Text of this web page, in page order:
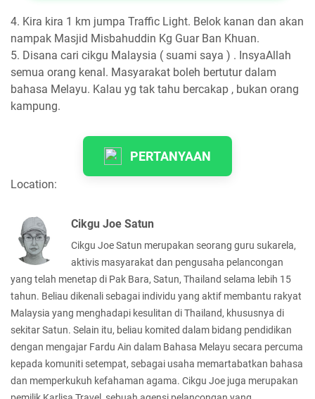
4. Kira kira 1 km jumpa Traffic Light. Belok kanan dan akan
nampak Masjid Misbahuddin Kg Guar Ban Khuan.
5. Disana cari cikgu Malaysia ( suami saya ) . InsyaAllah
semua orang kenal. Masyarakat boleh bertutur dalam
bahasa Melayu. Kalau yg tak tahu bercakap , bukan orang
kampung.
PERTANYAAN
Location:
Cikgu Joe Satun
Cikgu Joe Satun merupakan seorang guru sukarela,
aktivis masyarakat dan pengusaha pelancongan
yang telah menetap di Pak Bara, Satun, Thailand selama lebih 15
tahun. Beliau dikenali sebagai individu yang aktif membantu rakyat
Malaysia yang menghadapi kesulitan di Thailand, khususnya di
sekitar Satun. Selain itu, beliau komited dalam bidang pendidikan
dengan mengajar Fardu Ain dalam Bahasa Melayu secara percuma
kepada komuniti setempat, sebagai usaha memartabatkan bahasa
dan memperkukuh kefahaman agama. Cikgu Joe juga merupakan